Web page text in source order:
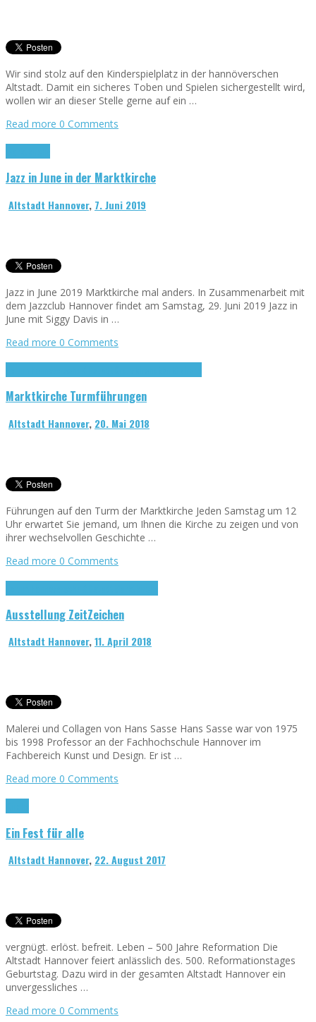
Wir sind stolz auf den Kinderspielplatz in der hannöverschen
Altstadt. Damit ein sicheres Toben und Spielen sichergestellt wird,
wollen wir an dieser Stelle gerne auf ein …
Read more 0 Comments
Jazz in June in der Marktkirche
Altstadt Hannover, 7. Juni 2019
Jazz in June 2019 Marktkirche mal anders. In Zusammenarbeit mit
dem Jazzclub Hannover findet am Samstag, 29. Juni 2019 Jazz in
June mit Siggy Davis in …
Read more 0 Comments
Marktkirche Turmführungen
Altstadt Hannover, 20. Mai 2018
Führungen auf den Turm der Marktkirche Jeden Samstag um 12
Uhr erwartet Sie jemand, um Ihnen die Kirche zu zeigen und von
ihrer wechselvollen Geschichte …
Read more 0 Comments
Ausstellung ZeitZeichen
Altstadt Hannover,11. April 2018
Malerei und Collagen von Hans Sasse Hans Sasse war von 1975
bis 1998 Professor an der Fachhochschule Hannover im
Fachbereich Kunst und Design. Er ist …
Read more 0 Comments
Ein Fest für alle
Altstadt Hannover, 22. August 2017
vergnügt. erlöst. befreit. Leben – 500 Jahre Reformation Die
Altstadt Hannover feiert anlässlich des. 500. Reformationstages
Geburtstag. Dazu wird in der gesamten Altstadt Hannover ein
unvergessliches …
Read more 0 Comments